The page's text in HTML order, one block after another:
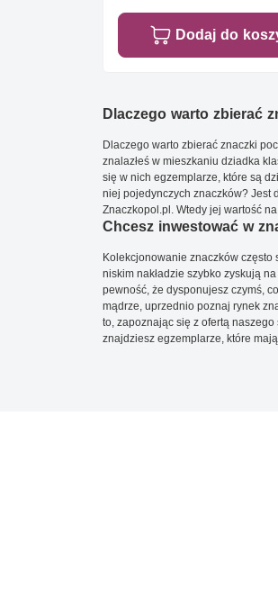
Dodaj do
Dlaczego warto zbierać
Dlaczego warto zbierać znaczki
znalazłeś w mieszkaniu dziadka
się w nich egzemplarze, które są
niej pojedynczych znaczków? Jest
Znaczkopol.pl. Wtedy jej wartość
Chcesz inwestować w
Kolekcjonowanie znaczków często
niskim nakładzie szybko zyskują
pewność, że dysponujesz czymś,
mądrze, uprzednio poznaj rynek
to, zapoznając się z ofertą
znajdziesz egzemplarze, które